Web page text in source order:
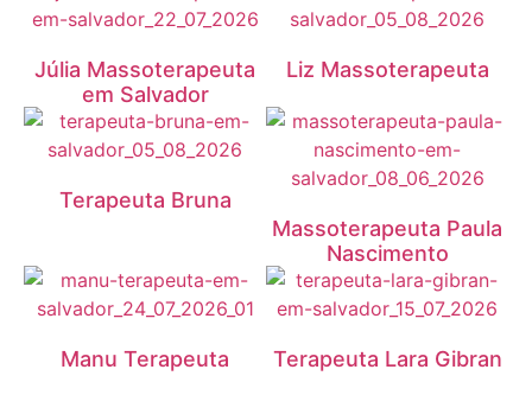
Júlia Massoterapeuta
em Salvador
Liz Massoterapeuta
Terapeuta Bruna
Massoterapeuta Paula
Nascimento
Manu Terapeuta Terapeuta Lara Gibran